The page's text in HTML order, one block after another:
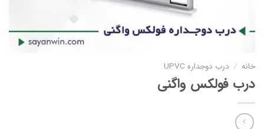
خانه / درب دوجداره UPVC
درب فولکس واگنی